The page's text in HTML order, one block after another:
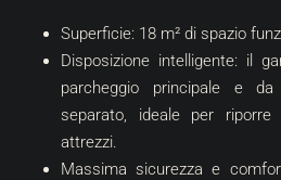
Superficie: 18 m² di spazio
Disposizione intelligente: il
parcheggio principale e da
separato, ideale per
attrezzi.
Massima sicurezza e